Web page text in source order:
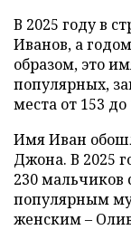
В 2025 году в
Иванов, а
образом, это
популярных,
места от 153 до
Имя Иван
Джона. В 2025
230 мальчиков
популярным
женским –